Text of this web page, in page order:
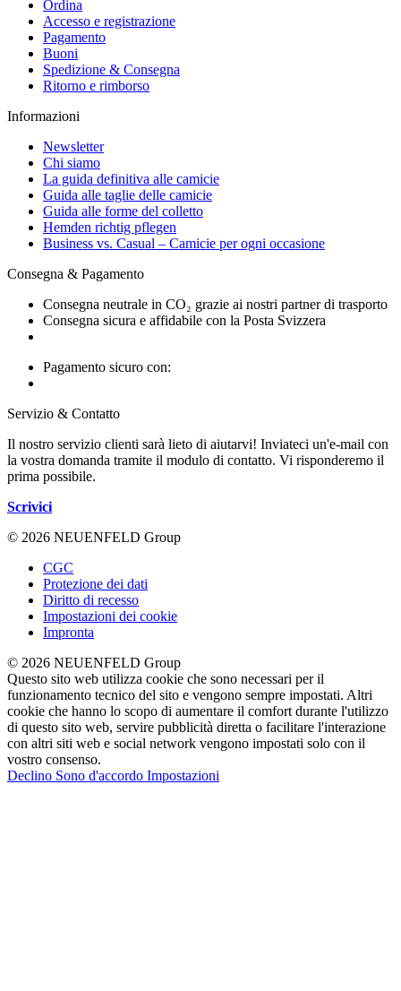
Ordina
Accesso e registrazione
Pagamento
Buoni
Spedizione & Consegna
Ritorno e rimborso
Informazioni
Newsletter
Chi siamo
La guida definitiva alle camicie
Guida alle taglie delle camicie
Guida alle forme del colletto
Hemden richtig pflegen
Business vs. Casual – Camicie per ogni occasione
Consegna & Pagamento
Consegna neutrale in CO₂ grazie ai nostri partner di trasporto
Consegna sicura e affidabile con la Posta Svizzera
Pagamento sicuro con:
Servizio & Contatto
Il nostro servizio clienti sarà lieto di aiutarvi! Inviateci un'e-mail con
la vostra domanda tramite il modulo di contatto. Vi risponderemo il
prima possibile.
Scrivici
© 2026 NEUENFELD Group
CGC
Protezione dei dati
Diritto di recesso
Impostazioni dei cookie
Impronta
© 2026 NEUENFELD Group
Questo sito web utilizza cookie che sono necessari per il
funzionamento tecnico del sito e vengono sempre impostati. Altri
cookie che hanno lo scopo di aumentare il comfort durante l'utilizzo
di questo sito web, servire pubblicità diretta o facilitare l'interazione
con altri siti web e social network vengono impostati solo con il
vostro consenso.
Declino Sono d'accordo Impostazioni